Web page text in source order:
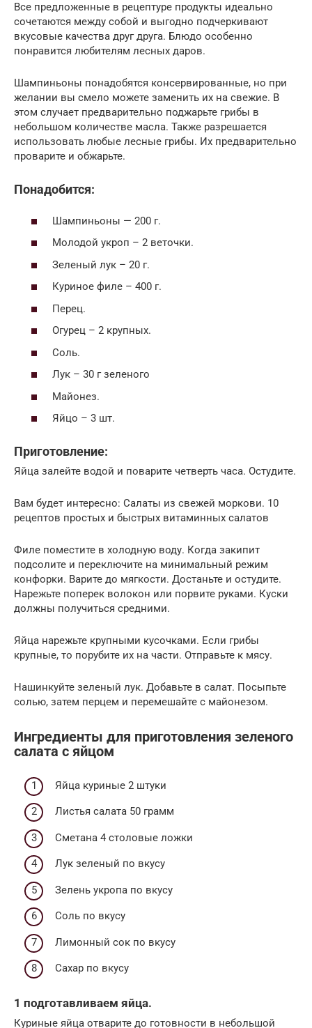
Все предложенные в рецептуре продукты идеально
сочетаются между собой и выгодно подчеркивают
вкусовые качества друг друга. Блюдо особенно
понравится любителям лесных даров.
Шампиньоны понадобятся консервированные, но при
желании вы смело можете заменить их на свежие. В
этом случает предварительно поджарьте грибы в
небольшом количестве масла. Также разрешается
использовать любые лесные грибы. Их предварительно
проварите и обжарьте.
Понадобится:
Шампиньоны — 200 г.
Молодой укроп – 2 веточки.
Зеленый лук – 20 г.
Куриное филе – 400 г.
Перец.
Огурец – 2 крупных.
Соль.
Лук – 30 г зеленого
Майонез.
Яйцо – 3 шт.
Приготовление:
Яйца залейте водой и поварите четверть часа. Остудите.
Вам будет интересно: Салаты из свежей моркови. 10
рецептов простых и быстрых витаминных салатов
Филе поместите в холодную воду. Когда закипит
подсолите и переключите на минимальный режим
конфорки. Варите до мягкости. Достаньте и остудите.
Нарежьте поперек волокон или порвите руками. Куски
должны получиться средними.
Яйца нарежьте крупными кусочками. Если грибы
крупные, то порубите их на части. Отправьте к мясу.
Нашинкуйте зеленый лук. Добавьте в салат. Посыпьте
солью, затем перцем и перемешайте с майонезом.
Ингредиенты для приготовления зеленого
салата с яйцом
Яйца куриные 2 штуки
Листья салата 50 грамм
Сметана 4 столовые ложки
Лук зеленый по вкусу
Зелень укропа по вкусу
Соль по вкусу
Лимонный сок по вкусу
Сахар по вкусу
1 подготавливаем яйца.
Куриные яйца отварите до готовности в небольшой